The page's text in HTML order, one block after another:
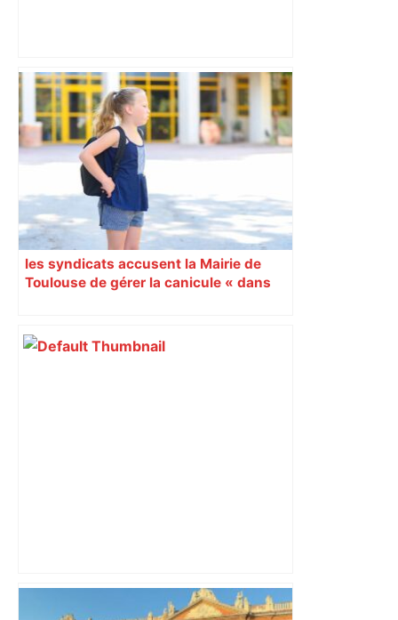
Après trois week-ends sans match,
Toulouse va-t-il manquer de rythme
lors de sa demi-finale contre le Racing
92 ? – L'Équipe
les syndicats accusent la Mairie de
Toulouse de gérer la canicule « dans
Championnat de France UNSS de rugby